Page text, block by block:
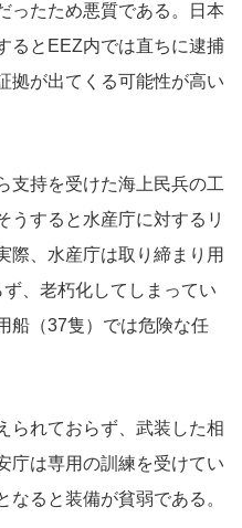
ったため悪質である。日本
るとEEZ内では直ちに逮捕
拠が出てくる可能性が高い
支持を受けた海上民兵の工
うすると水産庁に対するリ
際、水産庁は取り締まり用
、老朽化してしまってい
船（37隻）では危険な任
られておらず、武装した相
庁は専用の訓練を受けてい
なると装備が貧弱である。